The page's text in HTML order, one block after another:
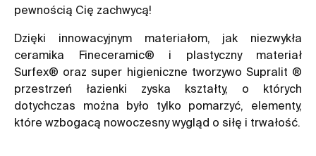
pewnością Cię zachwycą!
Dzięki innowacyjnym materiałom, jak niezwykła
ceramika Fineceramic® i plastyczny materiał
Surfex® oraz super higieniczne tworzywo Supralit ®
przestrzeń łazienki zyska kształty, o których
dotychczas można było tylko pomarzyć, elementy,
które wzbogacą nowoczesny wygląd o siłę i trwałość.